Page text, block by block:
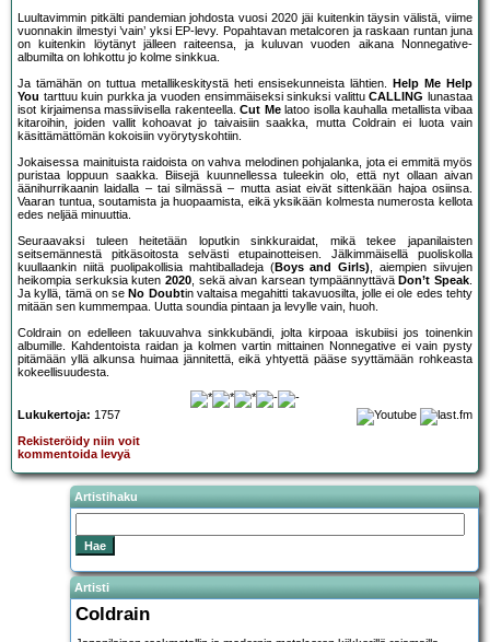
Luultavimmin pitkälti pandemian johdosta vuosi 2020 jäi kuitenkin täysin välistä, viime
vuonnakin ilmestyi ’vain’ yksi EP-levy. Popahtavan metalcoren ja raskaan runtan juna
on kuitenkin löytänyt jälleen raiteensa, ja kuluvan vuoden aikana Nonnegative-
albumilta on lohkottu jo kolme sinkkua.
Ja tämähän on tuttua metallikeskitystä heti ensisekunneista lähtien.
Help Me Help
You tarttuu kuin purkka ja vuoden ensimmäiseksi sinkuksi valittuCALLING lunastaa
isot kirjaimensa massiivisella rakenteella. Cut Melatoo isolla kauhalla metallista vibaa
kitaroihin, joiden vallit kohoavat jo taivaisiin saakka, mutta Coldrain ei luota vain
käsittämättömän kokoisiin vyörytyskohtiin.
Jokaisessa mainituista raidoista on vahva melodinen pohjalanka, jota ei emmitä myös
puristaa loppuun saakka. Biisejä kuunnellessa tuleekin olo, että nyt ollaan aivan
äänihurrikaanin laidalla – tai silmässä – mutta asiat eivät sittenkään hajoa osiinsa.
Vaaran tuntua, soutamista ja huopaamista, eikä yksikään kolmesta numerosta kellota
edes neljää minuuttia.
Seuraavaksi tuleen heitetään loputkin sinkkuraidat, mikä tekee japanilaisten
seitsemännestä pitkäsoitosta selvästi etupainotteisen. Jälkimmäisellä puoliskolla
kuullaankin niitä puolipakollisia mahtiballadeja (Boys and Girls), aiempien siivujen
heikompia serkuksia kuten 2020, sekä aivan karsean tympäännyttävä Don’t Speak.
Ja kyllä, tämä on se No Doubtin valtaisa megahitti takavuosilta, jolle ei ole edes tehty
mitään sen kummempaa. Uutta soundia pintaan ja levylle vain, huoh.
Coldrain on edelleen takuuvahva sinkkubändi, jolta kirpoaa iskubiisi jos toinenkin
albumille. Kahdentoista raidan ja kolmen vartin mittainen Nonnegative ei vain pysty
pitämään yllä alkunsa huimaa jännitettä, eikä yhtyettä pääse syyttämään rohkeasta
kokeellisuudesta.
Lukukertoja: 1757
Rekisteröidy niin voit
kommentoida levyä
Artistihaku
Artisti
Coldrain